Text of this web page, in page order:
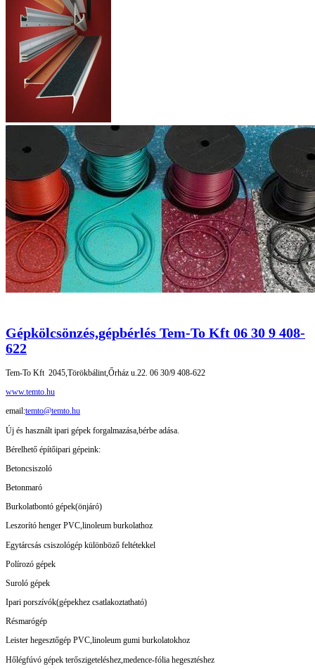
Gépkölcsönzés,gépbérlés Tem-To Kft 06 30 9 408-
622
Tem-To Kft 2045,Törökbálint,Őrház u.22. 06 30/9 408-622
www.temto.hu
email:temto@temto.hu
Új és használt ipari gépek forgalmazása,bérbe adása.
Bérelhető építőipari gépeink:
Betoncsiszoló
Betonmaró
Burkolatbontó gépek(önjáró)
Leszorító henger PVC,linoleum burkolathoz
Egytárcsás csiszológép különböző feltétekkel
Polírozó gépek
Suroló gépek
Ipari porszívók(gépekhez csatlakoztatható)
Résmarógép
Leister hegesztőgép PVC,linoleum gumi burkolatokhoz
Hőlégfúvó gépek terőszigeteléshez,medence-fólia hegesztéshez